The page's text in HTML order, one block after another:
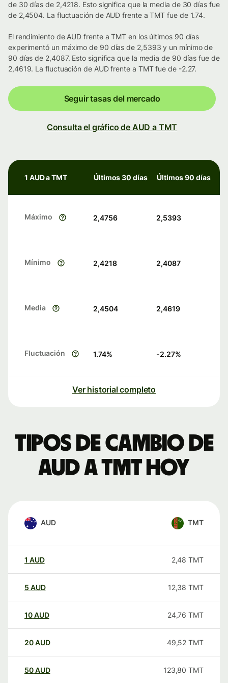
de 30 días de 2,4218. Esto significa que la media de 30 días fue
de 2,4504. La fluctuación de AUD frente a TMT fue de 1.74.
El rendimiento de AUD frente a TMT en los últimos 90 días
experimentó un máximo de 90 días de 2,5393 y un mínimo de
90 días de 2,4087. Esto significa que la media de 90 días fue de
2,4619. La fluctuación de AUD frente a TMT fue de -2.27.
Seguir tasas del mercado
Consulta el gráfico de AUD a TMT
1 AUD a TMT Últimos 30 días Últimos 90 días
Máximo 2,4756 2,5393
Mínimo 2,4218 2,4087
Media 2,4504 2,4619
Fluctuación 1.74% -2.27%
Ver historial completo
Tipos de cambio de
AUD a TMT hoy
AUD TMT
1 AUD 2,48 TMT
5 AUD 12,38 TMT
10AUD 24,76 TMT
20AUD 49,52 TMT
50AUD 123,80 TMT